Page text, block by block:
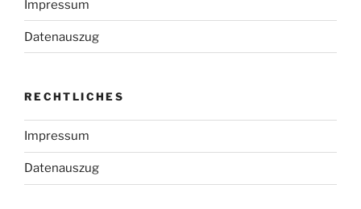
Impressum
Datenauszug
RECHTLICHES
Impressum
Datenauszug